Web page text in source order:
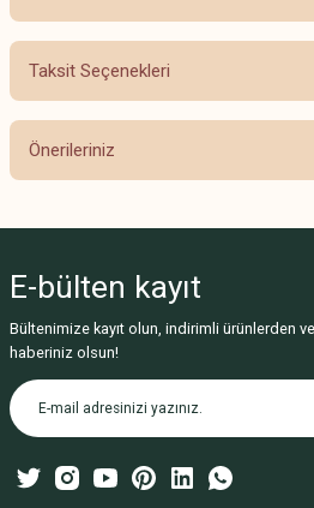
Bu ürüne ilk yorumu
Taksit Seçenekleri
Önerileriniz
Görüş ve önerileriniz için teşekkür ederiz.
Ürün resmi kalitesiz, bozuk veya
Ürün açıklamasında eksik bilgiler
Ürün bilgilerinde hatalar bulunuyor.
Bu ürüne benzer farklı alternatifler
E-bülten kayıt
Bültenimize kayıt olun, indirimli ürünlerden
haberiniz olsun!